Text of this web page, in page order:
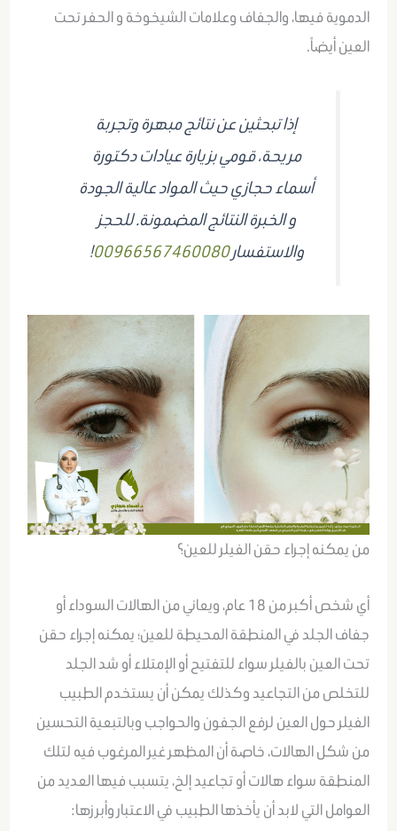
الدموية فيها، والجفاف وعلامات الشيخوخة و الحفر تحت
العين أيضاً.
إذا تبحثين عن نتائج مبهرة وتجربة
مريحة، قومي بزيارة عيادات دكتورة
أسماء حجازي حيث المواد عالية الجودة
و الخبرة النتائج المضمونة. للحجز
والاستفسار00966567460080
!
من يمكنه إجراء حقن الفيلر للعين؟
أي شخص أكبر من 18 عام، ويعاني من الهالات السوداء أو
جفاف الجلد في المنطقة المحيطة للعين؛ يمكنه إجراء حقن
تحت العين بالفيلر سواء للتفتيح أو الإمتلاء أو شد الجلد
للتخلص من التجاعيد وكذلك يمكن أن يستخدم الطبيب
الفيلر حول العين لرفع الجفون والحواجب وبالتبعية التحسين
من شكل الهالات، خاصة أن المظهر غير المرغوب فيه لتلك
المنطقة سواء هالات أو تجاعيد إلخ، يتسبب فيها العديد من
العوامل التي لابد أن يأخذها الطبيب في الاعتبار وأبرزها: